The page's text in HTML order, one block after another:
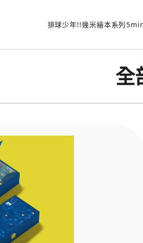
排球少年!!幾米繪本系列
全